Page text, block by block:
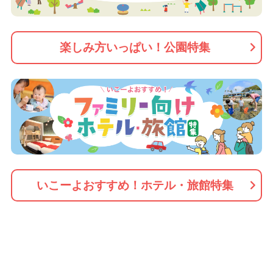
楽しみ方いっぱい！公園特集
いこーよおすすめ！ホテル・旅館特集